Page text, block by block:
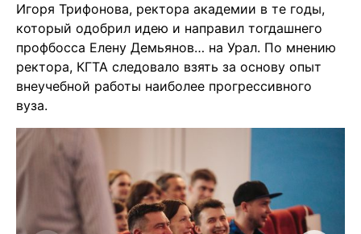
Игоря Трифонова, ректора академии в те годы,
который одобрил идею и направил тогдашнего
профбосса Елену Демьянов… на Урал. По мнению
ректора, КГТА следовало взять за основу опыт
внеучебной работы наиболее прогрессивного
вуза.